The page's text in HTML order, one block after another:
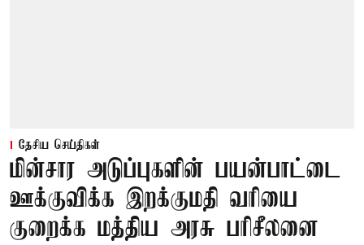
தேசிய செய்திகள்
மின்சார அடுப்புகளின் பயன்பாட்டை
ஊக்குவிக்க இறக்குமதி வரியை
குறைக்க மத்திய அரசு பரிசீலனை